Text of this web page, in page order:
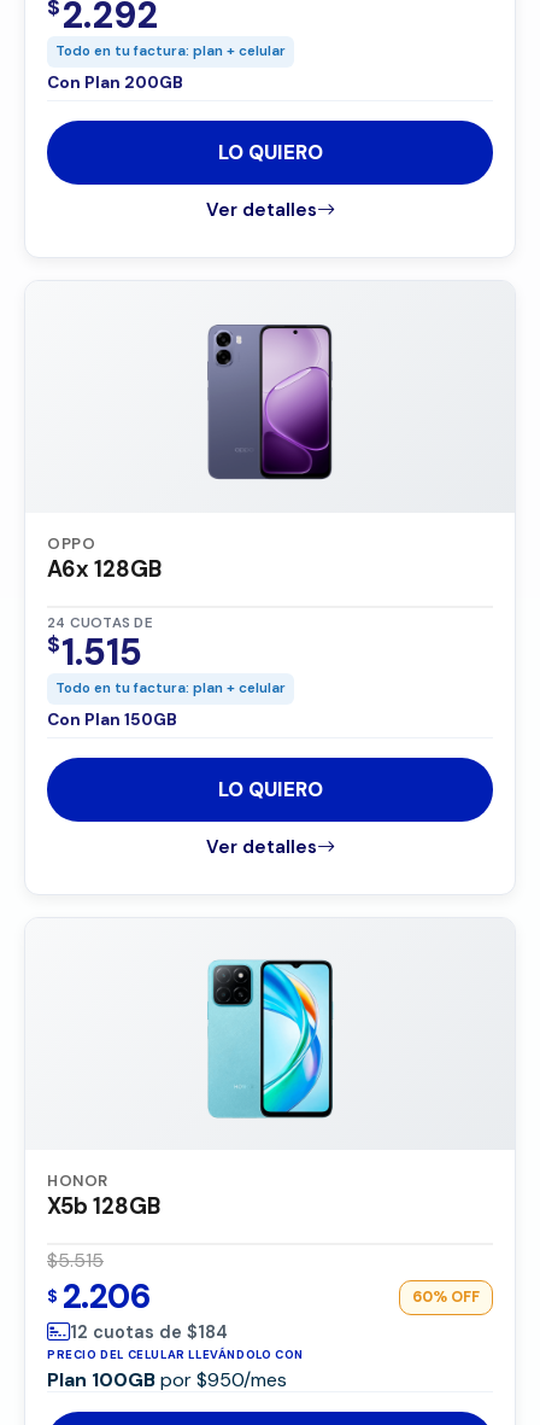
$2.292
Todo en tu factura: plan + celular
Con Plan 200GB
LO QUIERO
Ver detalles
OPPO
A6x 128GB
24 CUOTAS DE
$1.515
Todo en tu factura: plan + celular
Con Plan 150GB
LO QUIERO
Ver detalles
HONOR
X5b 128GB
$5.515
$ 2.206 60% OFF
12 cuotas de $184
PRECIO DEL CELULAR LLEVÁNDOLO CON
Plan 100GBpor $950/mes